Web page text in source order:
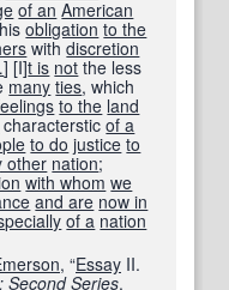
of an American
obligation to the
withdiscretion
] [I]t is not the less
many ties, which
to the land
charactersticof a
to do justice to
other nation;
with whom we
and are now in
of a nation
, “Essay II.
: Second Series,